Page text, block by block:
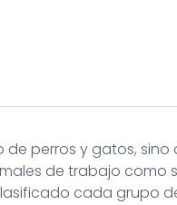
perros y gatos,
de trabajo como
cada grupo